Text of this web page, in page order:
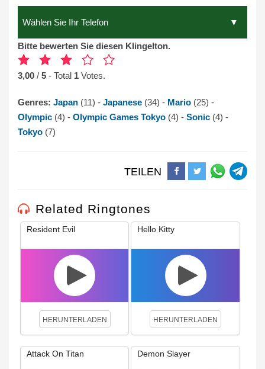
Bitte bewerten Sie diesen Klingelton.
3,00 / 5 - Total 1 Votes.
Genres: Japan (11) - Japanese (34) - Mario (25) -
Olympic (4) - Olympic Games Tokyo (4) - Sonic (4) -
Tokyo (7)
TEILEN
Related Ringtones
Resident Evil
HERUNTERLADEN
Hello Kitty
HERUNTERLADEN
Attack On Titan Demon Slayer